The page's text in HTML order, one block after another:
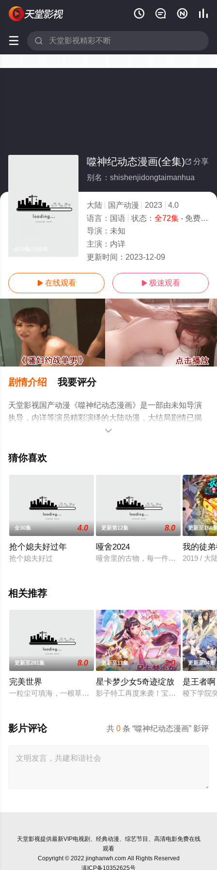
   
 
 分享
噬神纪动态漫画(全集)
别名：shishenjidongtaimanhua
大陆 国产动漫 2023
4.0
语言： 国语 状态： 全72集- 免费在线观看
导演： 未知
主演： 内详
更新时间： 2023-12-09
 在线观看  极速观看
剧情介绍 我要评分
天堂影视国产动漫《噬神纪动态漫画》是一部由未知导演
执导，内详等演员精彩演绎的大陆动漫，大结局剧情已揭
晓（全72集），手机免费观看高清无删减完整版动漫全集
猫或剧情网等平台了解。

猜你喜欢
全30集 4.0
抢个媳夫好过年
抢个媳夫好过
更新第12集 8.0
哑舍2024
哑舍里的古物，每一件都有着自己
更新至156
我的徒
2019 / 大
相关推荐
更新至281集 8.0
完美世界
一粒尘可填海，一根草斩尽日月星辰，弹指间天翻地覆。群雄
更新至11集 3.0
星卡梦少女5奇迹绽放
影子特工再度来袭！宝石族精灵竟然
更新至04集
是王者
稷下学院
共0 条 “噬神纪动态漫画” 影评
影片评论
天堂影视提供最新VIP电视剧、经典动漫、综艺节目、高清电影免费在线
观看
Copyright © 2022 jinghanwh.com All Rights Reserved
滇ICP备10352625号